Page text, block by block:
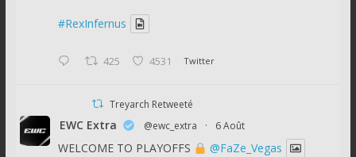
#RexInfernus
425 4531 Twitter
Treyarch Retweeté
EWC Extra @ewc_extra · 6 Août
WELCOME TO PLAYOFFS @FaZe_Vegas